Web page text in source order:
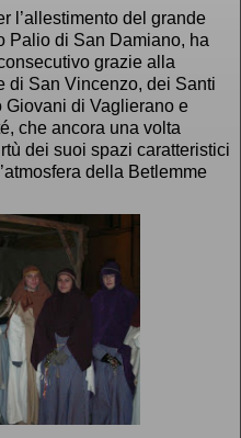
l’allestimento del grande
Palio di San Damiano, ha
grazie alla
di San Vincenzo, dei Santi
Giovani di Vaglierano e
che ancora una volta
dei suoi spazi caratteristici
della Betlemme